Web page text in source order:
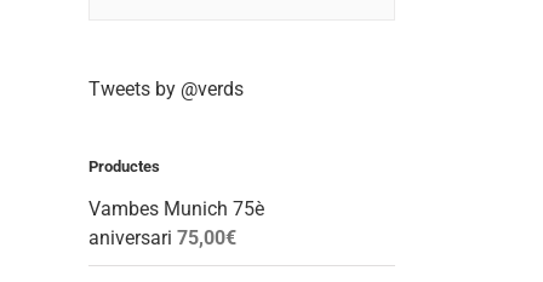
Tweets by @verds
Productes
Vambes Munich 75è
aniversari 75,00€